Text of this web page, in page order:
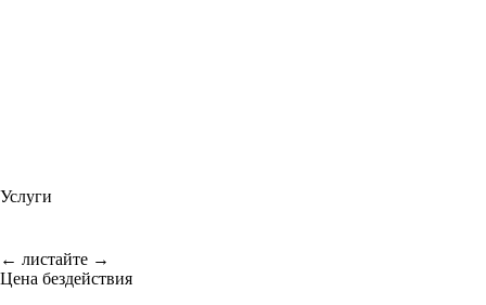
Услуги
← листайте →
Цена бездействия